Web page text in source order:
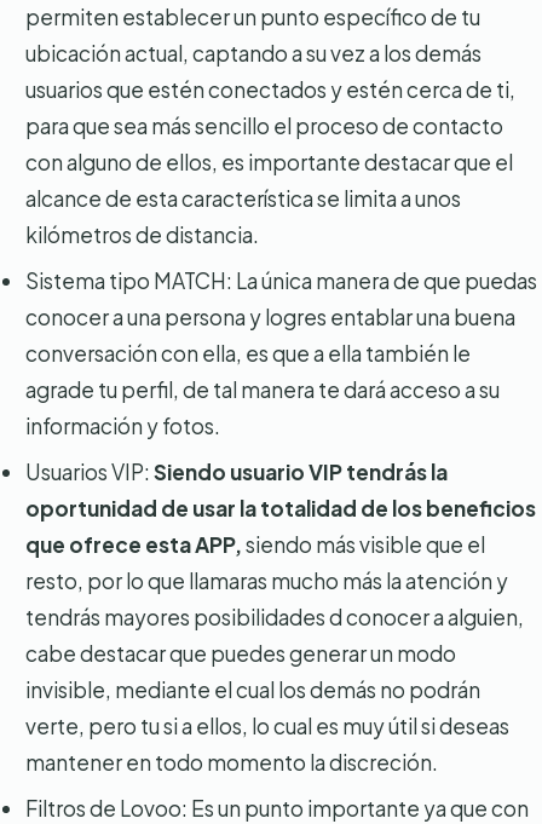
permiten establecer un punto específico de tu
ubicación actual, captando a su vez a los demás
usuarios que estén conectados y estén cerca de ti,
para que sea más sencillo el proceso de contacto
con alguno de ellos, es importante destacar que el
alcance de esta característica se limita a unos
kilómetros de distancia.
Sistema tipo MATCH: La única manera de que puedas
conocer a una persona y logres entablar una buena
conversación con ella, es que a ella también le
agrade tu perfil, de tal manera te dará acceso a su
información y fotos.
Usuarios VIP: Siendo usuario VIP tendrás la
oportunidad de usar la totalidad de los beneficios
que ofrece esta APP,siendo más visible que el
resto, por lo que llamaras mucho más la atención y
tendrás mayores posibilidades d conocer a alguien,
cabe destacar que puedes generar un modo
invisible, mediante el cual los demás no podrán
verte, pero tu si a ellos, lo cual es muy útil si deseas
mantener en todo momento la discreción.
Filtros de Lovoo: Es un punto importante ya que con